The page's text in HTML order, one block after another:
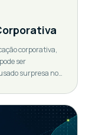
corporativa,
ser
surpresa no
funcionários,
[…]